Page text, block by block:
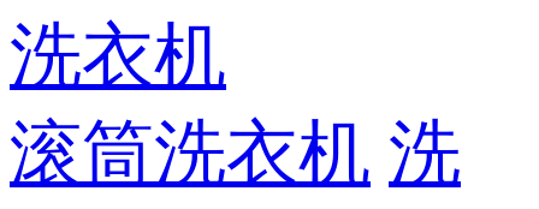
洗衣机
滚筒洗衣机 洗